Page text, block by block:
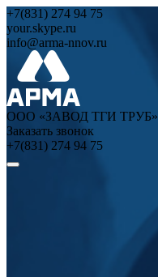
+7(831) 274 94 75
your.skype.ru
info@arma-nnov.ru
ООО «ЗАВОД ТГИ ТРУБ»
Заказать звонок
+7(831) 274 94 75